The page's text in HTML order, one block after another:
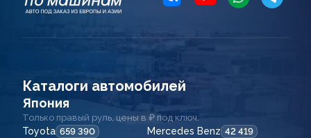
Каталоги автомобилей
Япония
Только правый руль, цены в ₽ под ключ.
Toyota 659 390 Mercedes Benz 42 419